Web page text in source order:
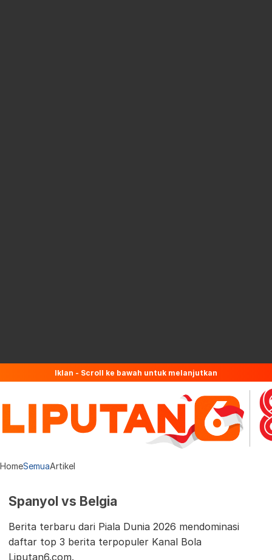
Iklan - Scroll ke bawah untuk melanjutkan
HomeSemuaArtikel
Spanyol vs Belgia
Berita terbaru dari Piala Dunia 2026 mendominasi
daftar top 3 berita terpopuler Kanal Bola
Liputan6.com.